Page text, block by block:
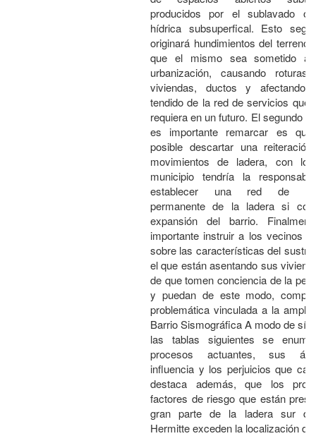
producidos por el sublavado o
hídrica subsuperfical. Esto
originará hundimientos del terreno
que el mismo sea sometido a
urbanización, causando
viviendas, ductos y afectando
tendido de la red de servicios que
requiera en un futuro. El segundo
es importante remarcar es
posible descartar una
movimientos de ladera, con lo
municipio tendría la
establecer una red de
permanente de la ladera si
expansión del barrio.
importante instruir a los vecinos
sobre las características del
el que están asentando sus
de que tomen conciencia de la
y puedan de este modo,
problemática vinculada a la
Barrio Sismográfica A modo de
las tablas siguientes se
procesos actuantes, sus
influencia y los perjuicios que
destaca además, que los
factores de riesgo que están
gran parte de la ladera sur
Hermitte exceden la localización